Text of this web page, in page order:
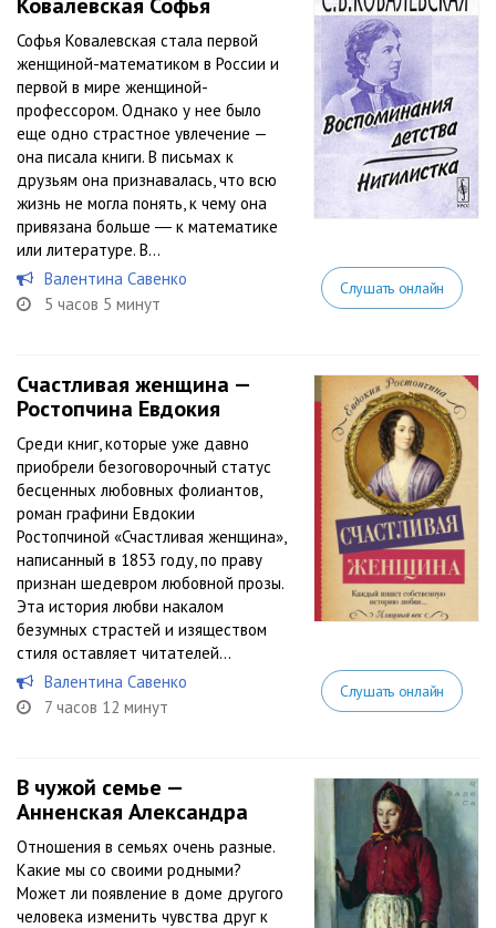
Софья Ковалевская стала первой
женщиной-математиком в России и
первой в мире женщиной-
профессором. Однако у нее было
еще одно страстное увлечение —
она писала книги. В письмах к
друзьям она признавалась, что всю
жизнь не могла понять, к чему она
привязана больше ― к математике
или литературе. В...
Валентина Савенко
5 часов 5 минут
Слушать онлайн
Счастливая женщина —
Ростопчина Евдокия
Среди книг, которые уже давно
приобрели безоговорочный статус
бесценных любовных фолиантов,
роман графини Евдокии
Ростопчиной «Счастливая женщина»,
написанный в 1853 году, по праву
признан шедевром любовной прозы.
Эта история любви накалом
безумных страстей и изяществом
стиля оставляет читателей...
Валентина Савенко
7 часов 12 минут
Слушать онлайн
В чужой семье —
Анненская Александра
Отношения в семьях очень разные.
Какие мы со своими родными?
Может ли появление в доме другого
человека изменить чувства друг к